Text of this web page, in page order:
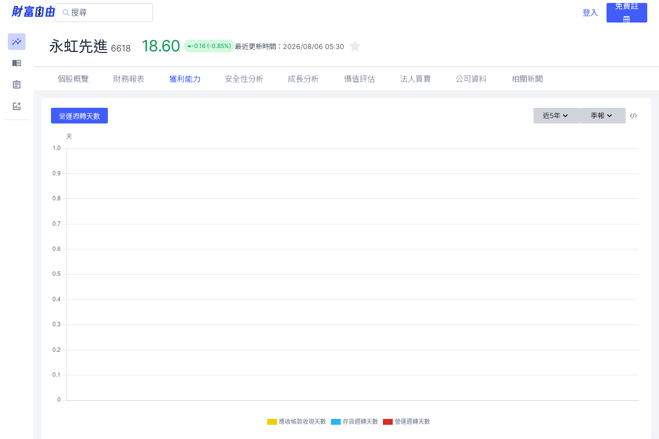
登入
免費註
冊
永虹先進 6618 18.60 -0.16 (-0.85%) 最近更新時間： 2026/08/06 05:30
個股概覽 財務報表 獲利能力 安全性分析 成長分析 價值評估 法人買賣 公司資料 相關新聞
營運週轉天數 近5年 季報
應收帳款收現天數 存貨週轉天數 營運週轉天數